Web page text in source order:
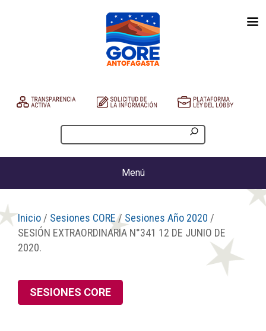
Menú
Inicio / Sesiones CORE/ Sesiones Año 2020 /
SESIÓN EXTRAORDINARIA N°341 12 DE JUNIO DE
2020.
SESIONES CORE